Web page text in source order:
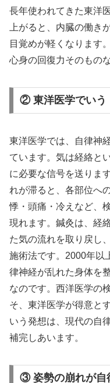
長年使われてきた東洋
上がると、内臓の働き
目覚めが軽くなります
心身の回復力そのもの
② 東洋医学でいう
東洋医学では、自律神
ています。気は経絡と
に必要な信号を送りま
れが滞ると、各部位へ
悸・頭痛・冷えなど、
現れます。鍼灸は、経
た気の流れを取り戻し
施術法です。2000年以
律神経が乱れた身体を
なのです。西洋医学の
そ、東洋医学が得意と
いう発想は、現代の自
補完しあいます。
③ 姿勢の崩れが自